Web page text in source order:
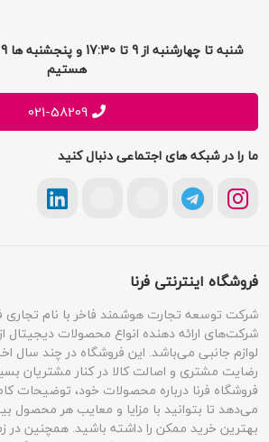
شرایط و قوانین
فرصت های شغلی
پیشنهادات و انتقادات
هستیم
021-58209
ما را در شبکه های اجتماعی دنبال کنید
فروشگاه اینترنتی فرنا
شرکت توسعه تجارت هوشمند فاخر با نام تجاری
شرکت‌های ارائه دهنده انواع محصولات دیجیتال
لوازم جانبی می‌باشد. این فروشگاه در چند سال
رضایت مشتری و اصالت کالا در کنار مشتریان
فروشگاه فرنا درباره محصولات خود، توضیحات
می‌دهد تا بتوانید با مزایا و معایب هر محصول
بهترین خرید ممکن را داشته باشید. همچنین در